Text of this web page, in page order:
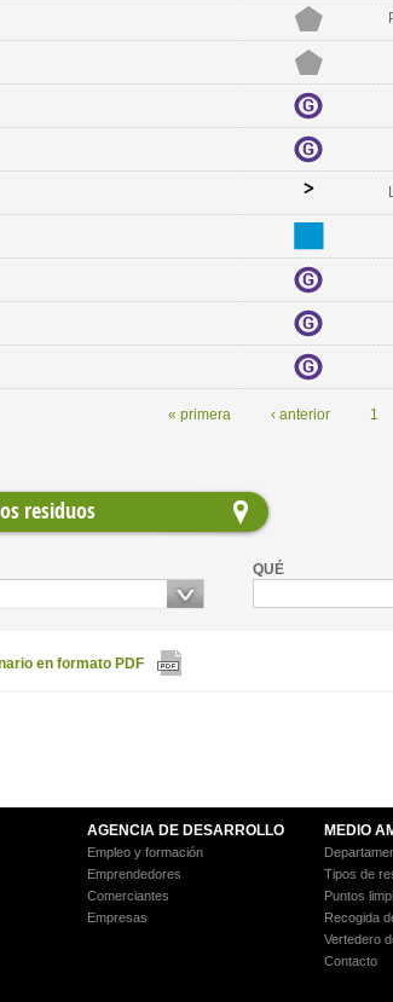
« primera ‹ anterior 1
residuos
QUÉ
en formato PDF
AGENCIA DE DESARROLLO
Empleo y formación
Emprendedores
Comerciantes
Empresas
MEDIO
Tipos de
Puntos
Recogida
Vertedero
Contacto